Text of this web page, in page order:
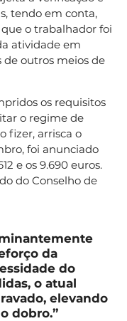
tendo em conta,
o trabalhador foi
atividade em
outros meios de
os requisitos
o regime de
fizer, arrisca o
foi anunciado
e os 9.690 euros.
do Conselho de
da
do
o atual
elevando
dobro.”